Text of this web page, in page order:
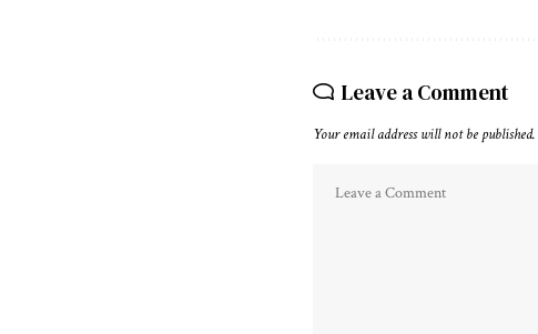
Leave a Comment
Your email address will not be published.